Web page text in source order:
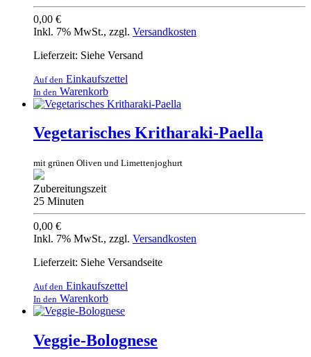
0,00 €
Inkl. 7% MwSt., zzgl. Versandkosten
Lieferzeit: Siehe Versand
Auf den Einkaufszettel
In den Warenkorb
Vegetarisches Kritharaki-Paella
mit grünen Oliven und Limettenjoghurt
Zubereitungszeit
25 Minuten
0,00 €
Inkl. 7% MwSt., zzgl. Versandkosten
Lieferzeit: Siehe Versandseite
Auf den Einkaufszettel
In den Warenkorb
Veggie-Bolognese